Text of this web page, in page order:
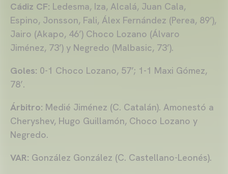
Cádiz CF: Ledesma, Iza, Alcalá, Juan Cala,
Espino, Jonsson, Fali, Álex Fernández (Perea, 89’),
Jairo (Akapo, 46’) Choco Lozano (Álvaro
Jiménez, 73’) y Negredo (Malbasic, 73’).
Goles: 0-1 Choco Lozano, 57’; 1-1 Maxi Gómez,
78’.
Árbitro: Medié Jiménez (C. Catalán). Amonestó a
Cheryshev, Hugo Guillamón, Choco Lozano y
Negredo.
VAR: González González (C. Castellano-Leonés).